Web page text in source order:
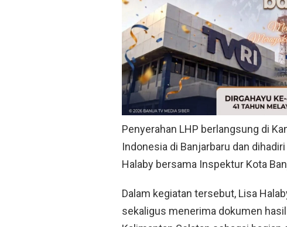
Penyerahan LHP berlangsung di
Indonesia di Banjarbaru dan
Halaby bersama Inspektur Kota
Dalam kegiatan tersebut, Lisa
sekaligus menerima dokumen